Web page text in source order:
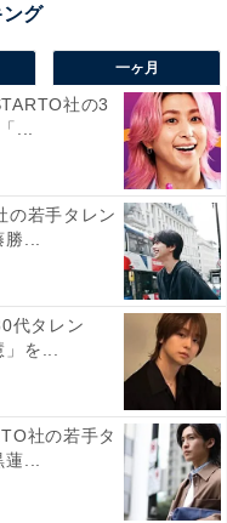
を食べたがビックリ
東京都）」「ここに
ます（30代男性／東
ました。
一ヶ月
社の3
...
の若手タレン
...
代タレン
を...
社の若手タ
...